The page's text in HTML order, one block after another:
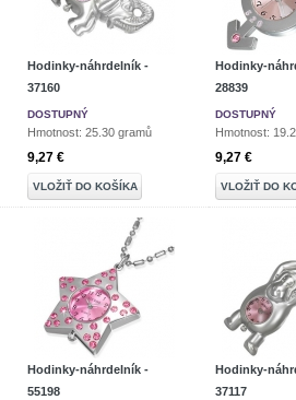
Hodinky-náhrdelník -
37160
DOSTUPNÝ
Hmotnost: 25.30 gramů
9,27 €
VLOŽIŤ DO KOŠÍKA
Hodinky-
28839
DOSTUPNÝ
Hmotnost:
9,27 €
VLOŽIŤ DO
Hodinky-náhrdelník -
55198
Hodinky-
37117